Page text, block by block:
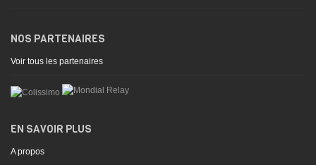
NOS PARTENAIRES
Voir tous les partenaires
EN SAVOIR PLUS
A propos